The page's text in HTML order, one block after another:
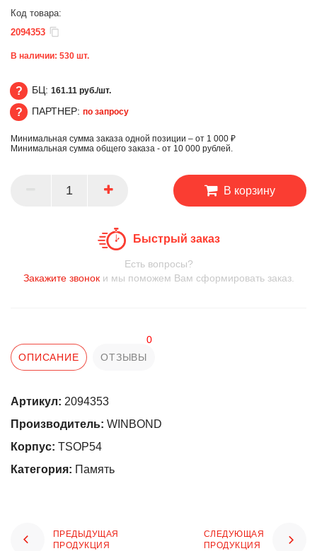
Код товара:
2094353
В наличии: 530 шт.
БЦ
БЦ: 161.11 руб./шт.
ПАРТНЕР
ПАРТНЕР: по запросу
Минимальная сумма заказа одной позиции – от 1 000 ₽
Минимальная сумма общего заказа - от 10 000 рублей.
В корзину
Быстрый заказ
Есть вопросы?
Закажите звоноки мы поможем Вам сформировать заказ.
ОПИСАНИЕ ОТЗЫВЫ
0
Артикул: 2094353
Производитель: WINBOND
Корпус: TSOP54
Категория: Память
ПРЕДЫДУЩАЯ
ПРОДУКЦИЯ
СЛЕДУЮЩАЯ
ПРОДУКЦИЯ